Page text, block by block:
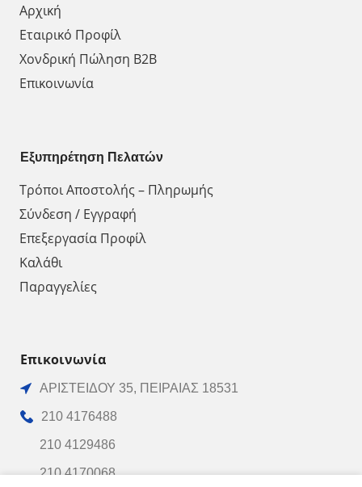
Αρχική
Εταιρικό Προφίλ
Χονδρική Πώληση Β2Β
Επικοινωνία
Εξυπηρέτηση Πελατών
Τρόποι Αποστολής – Πληρωμής
Σύνδεση / Εγγραφή
Επεξεργασία Προφίλ
Καλάθι
Παραγγελίες
Επικοινωνία
ΑΡΙΣΤΕΙΔΟΥ 35, ΠΕΙΡΑΙΑΣ 18531
210 4176488
210 4129486
210 4170068